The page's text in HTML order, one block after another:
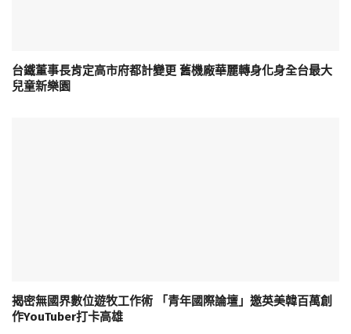
台鐵董事長肯定高市府都計變更 舊機廠華麗轉身化身全台最大
兒童新樂園
揭密無國界數位遊牧工作術 「青年國際論壇」邀英美韓百萬創
作YouTuber打卡高雄